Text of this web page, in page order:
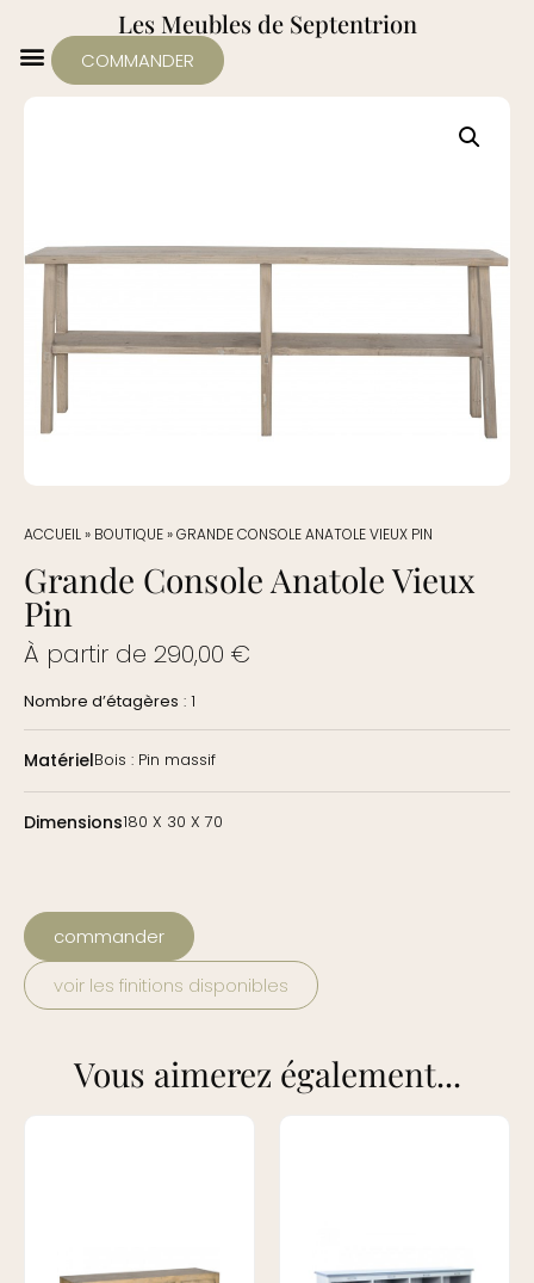
Les Meubles de Septentrion
COMMANDER
ACCUEIL» BOUTIQUE»GRANDE CONSOLE ANATOLE VIEUX PIN
Grande Console Anatole Vieux
Pin
À partir de 290,00 €
Nombre d’étagères : 1
MatérielBois : Pin massif
Dimensions180 X 30 X 70
commander
voir les finitions disponibles
Vous aimerez également...